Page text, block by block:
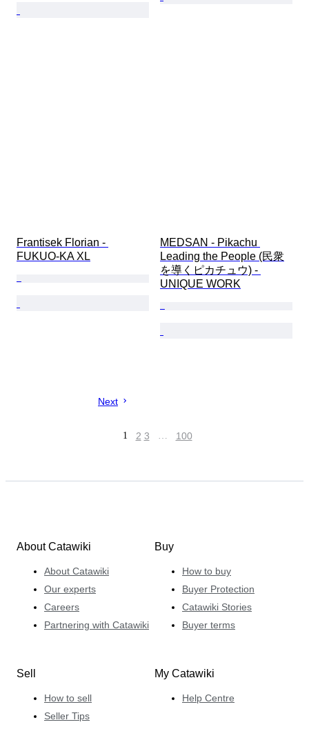
Frantisek Florian -
FUKUO-KA XL
MEDSAN - Pikachu
Leading the People (民衆
を導くピカチュウ) -
UNIQUE WORK
Next
1 2 3 … 100
About Catawiki
About Catawiki
Our experts
Careers
Partnering with Catawiki
Buy
How to buy
Buyer Protection
Catawiki Stories
Buyer terms
Sell
How to sell
Seller Tips
My Catawiki
Help Centre